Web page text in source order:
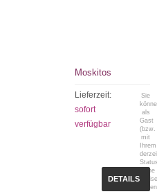
Moskitos
Lieferzeit:
sofort
verfügbar
Sie
als
Gast
(bzw.
mit
Ihrem
keine
DETAILS